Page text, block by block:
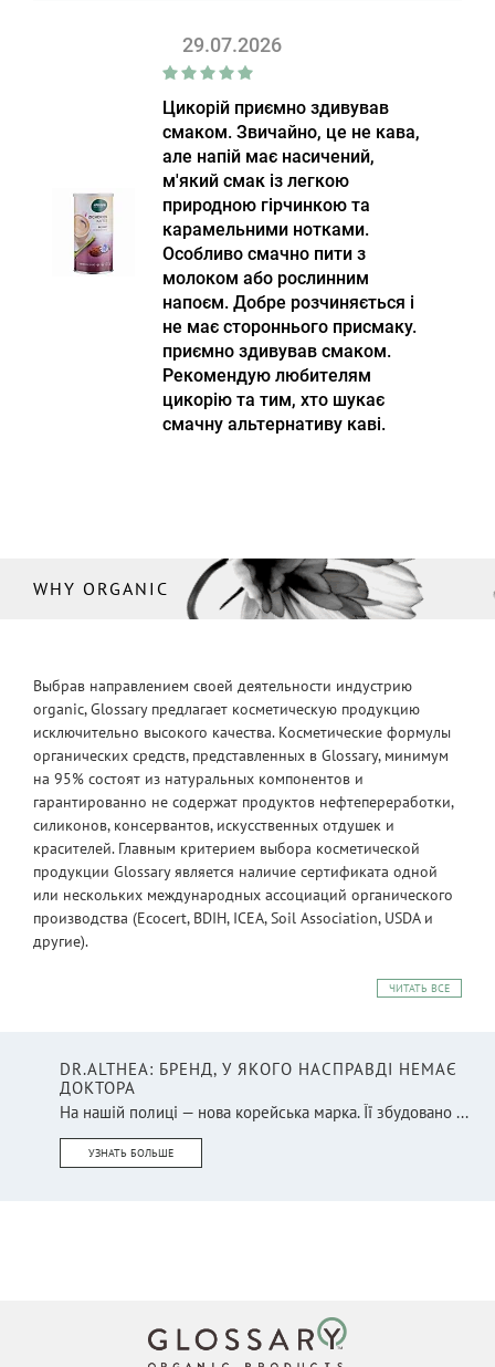
29.07.2026
Цикорій приємно здивував
смаком. Звичайно, це не кава,
але напій має насичений,
м'який смак із легкою
природною гірчинкою та
карамельними нотками.
Особливо смачно пити з
молоком або рослинним
напоєм. Добре розчиняється і
не має стороннього присмаку.
приємно здивував смаком.
Рекомендую любителям
цикорію та тим, хто шукає
смачну альтернативу каві.
WHY ORGANIC
Выбрав направлением своей деятельности индустрию
organic, Glossary предлагает косметическую продукцию
исключительно высокого качества. Косметические формулы
органических средств, представленных в Glossary, минимум
на 95% состоят из натуральных компонентов и
гарантированно не содержат продуктов нефтепереработки,
силиконов, консервантов, искусственных отдушек и
красителей. Главным критерием выбора косметической
продукции Glossary является наличие сертификата одной
или нескольких международных ассоциаций органического
производства (Ecocert, BDIH, ICEA, Soil Association, USDA и
другие).
ЧИТАТЬ ВСЕ
DR.ALTHEA: БРЕНД, У ЯКОГО НАСПРАВДІ НЕМАЄ
ДОКТОРА
На нашій полиці — нова корейська марка. Її збудовано ...
УЗНАТЬ БОЛЬШЕ